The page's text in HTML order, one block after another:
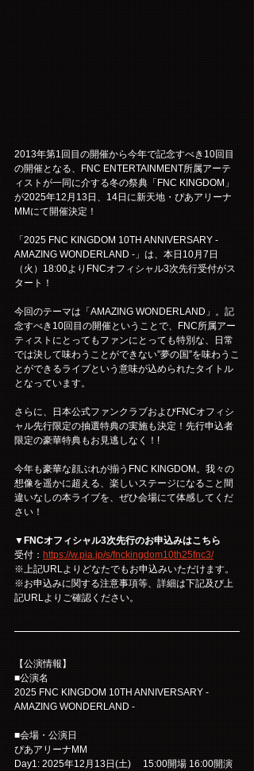
2013年第1回目の開催から今年で記念すべき10回目
の開催となる、FNC ENTERTAINMENT所属アーテ
ィストが一同に介する冬の祭典「FNC KINGDOM」
が2025年12月13日、14日に新天地・ぴあアリーナ
MMにて開催決定！
「2025 FNC KINGDOM 10TH ANNIVERSARY -
AMAZING WONDERLAND -」は、本日10月7日
（火）18:00よりFNCオフィシャル3次先行受付がス
タート！
今回のテーマは「AMAZING WONDERLAND」。記
念すべき10回目の開催ということで、FNC所属アー
ティストにとってもファンにとっても特別な、日常
では決して味わうことができない”夢の国”を味わうこ
とができるライブという意味が込められたタイトル
となっています。
さらに、日本公式ファンクラブおよびFNCオフィシ
ャル先行限定の抽選特典の実施も決定！先行申込者
限定の豪華特典もお見逃しなく！!
今年も豪華な顔ぶれが揃うFNC KINGDOM。我々の
想像を遥かに超える、楽しいステージになること間
違いなしの本ライブを、ぜひ会場にて体感してくだ
さい！
▼FNCオフィシャル3次先行のお申込みはこちら
受付： https://w.pia.jp/s/fnckingdom10th25fnc3/
※上記URLよりどなたでもお申込みいただけます。
※お申込みに関する注意事項等、詳細は下記及び上
記URLよりご確認ください。
【公演情報】
■公演名
2025 FNC KINGDOM 10TH ANNIVERSARY -
AMAZING WONDERLAND -
■会場・公演日
ぴあアリーナMM
Day1: 2025年12月13日(土)　 15:00開場 16:00開演